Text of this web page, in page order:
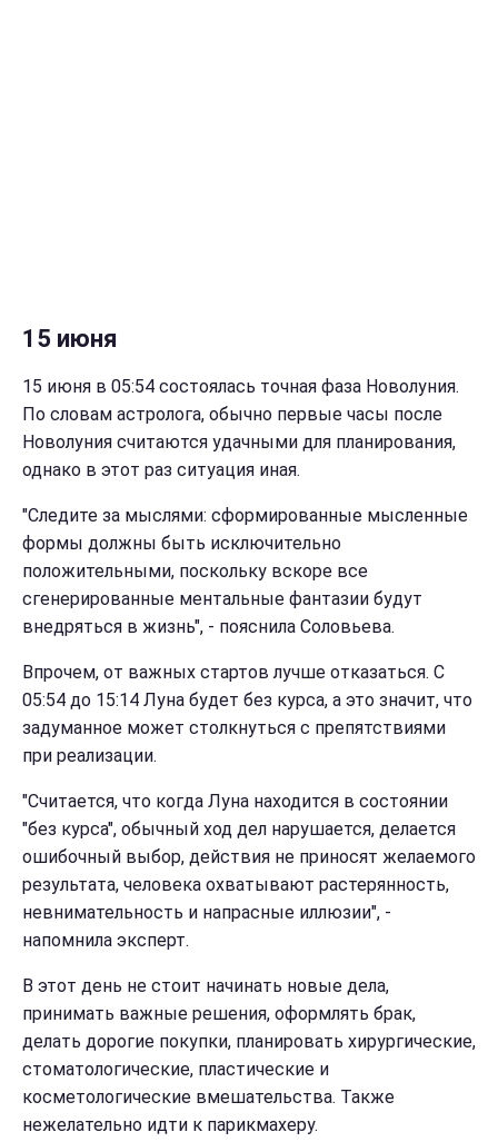
15 июня
15 июня в 05:54 состоялась точная фаза Новолуния.
По словам астролога, обычно первые часы после
Новолуния считаются удачными для планирования,
однако в этот раз ситуация иная.
"Следите за мыслями: сформированные мысленные
формы должны быть исключительно
положительными, поскольку вскоре все
сгенерированные ментальные фантазии будут
внедряться в жизнь", - пояснила Соловьева.
Впрочем, от важных стартов лучше отказаться. С
05:54 до 15:14 Луна будет без курса, а это значит, что
задуманное может столкнуться с препятствиями
при реализации.
"Считается, что когда Луна находится в состоянии
"без курса", обычный ход дел нарушается, делается
ошибочный выбор, действия не приносят желаемого
результата, человека охватывают растерянность,
невнимательность и напрасные иллюзии", -
напомнила эксперт.
В этот день не стоит начинать новые дела,
принимать важные решения, оформлять брак,
делать дорогие покупки, планировать хирургические,
стоматологические, пластические и
косметологические вмешательства. Также
нежелательно идти к парикмахеру.